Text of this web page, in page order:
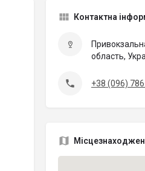
Контактна
область,
+38 (096)